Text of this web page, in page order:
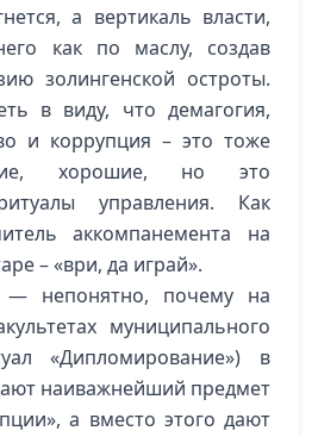
а вертикаль власти,
как по маслу, создав
золингенской остроты.
в виду, что демагогия,
и коррупция – это тоже
хорошие, но это
управления. Как
аккомпанемента на
– «ври, да играй».
непонятно, почему на
муниципального
«Дипломирование») в
наиважнейший предмет
а вместо этого дают